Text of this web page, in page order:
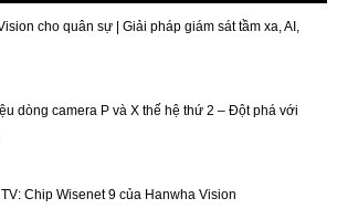
cho quân sự | Giải pháp giám sát tầm xa, AI,
dòng camera P và X thế hệ thứ 2 – Đột phá với
Chip Wisenet 9 của Hanwha Vision